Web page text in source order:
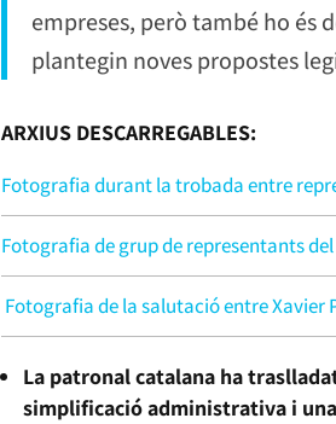
empreses, però també ho és
plantegin noves propostes
ARXIUS DESCARREGABLES:
Fotografia durant la trobada entre
Fotografia de grup de representants
Fotografia de la salutació entre Xavier
La patronal catalana ha
simplificació administrativa i